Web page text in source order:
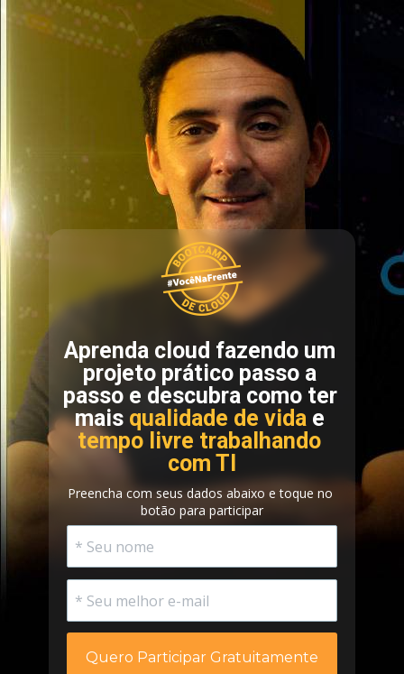
Aprenda cloud fazendo um
projeto prático passo a
passo e descubra como ter
mais qualidade de vida
tempo livre trabalhando
com TI
Quero Participar Gratuitamente
Preencha com seus dados abaixo e toque no
botão para participar